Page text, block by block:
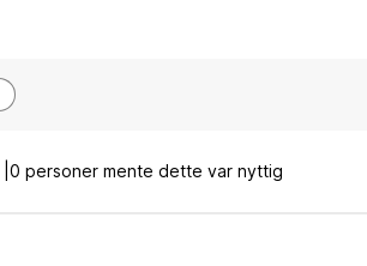
0 personer mente dette var nyttig